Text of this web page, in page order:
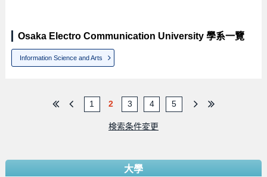
Osaka Electro Communication University 學系一覽
Information Science and Arts
1 2 3 4 5
検索条件変更
大學